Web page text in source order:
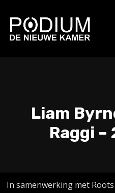
Liam
Raggi –
In samenwerking met